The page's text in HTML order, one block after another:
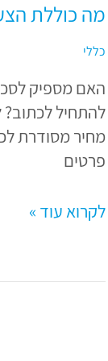
מה כוללת
כללי
האם מספיק
להתחיל
מחיר מסודרת
פרטים
לקרוא עוד »